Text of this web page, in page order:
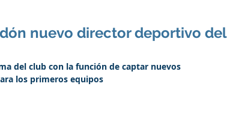
nuevo director deportivo del
del club con la función de captar nuevos
los primeros equipos